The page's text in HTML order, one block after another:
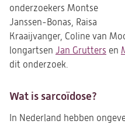
onderzoekers Montse
Janssen-Bonas, Raisa
Kraaijvanger, Coline van
longartsen Jan Grutters en
dit onderzoek.
Wat is sarcoïdose?
In Nederland hebben